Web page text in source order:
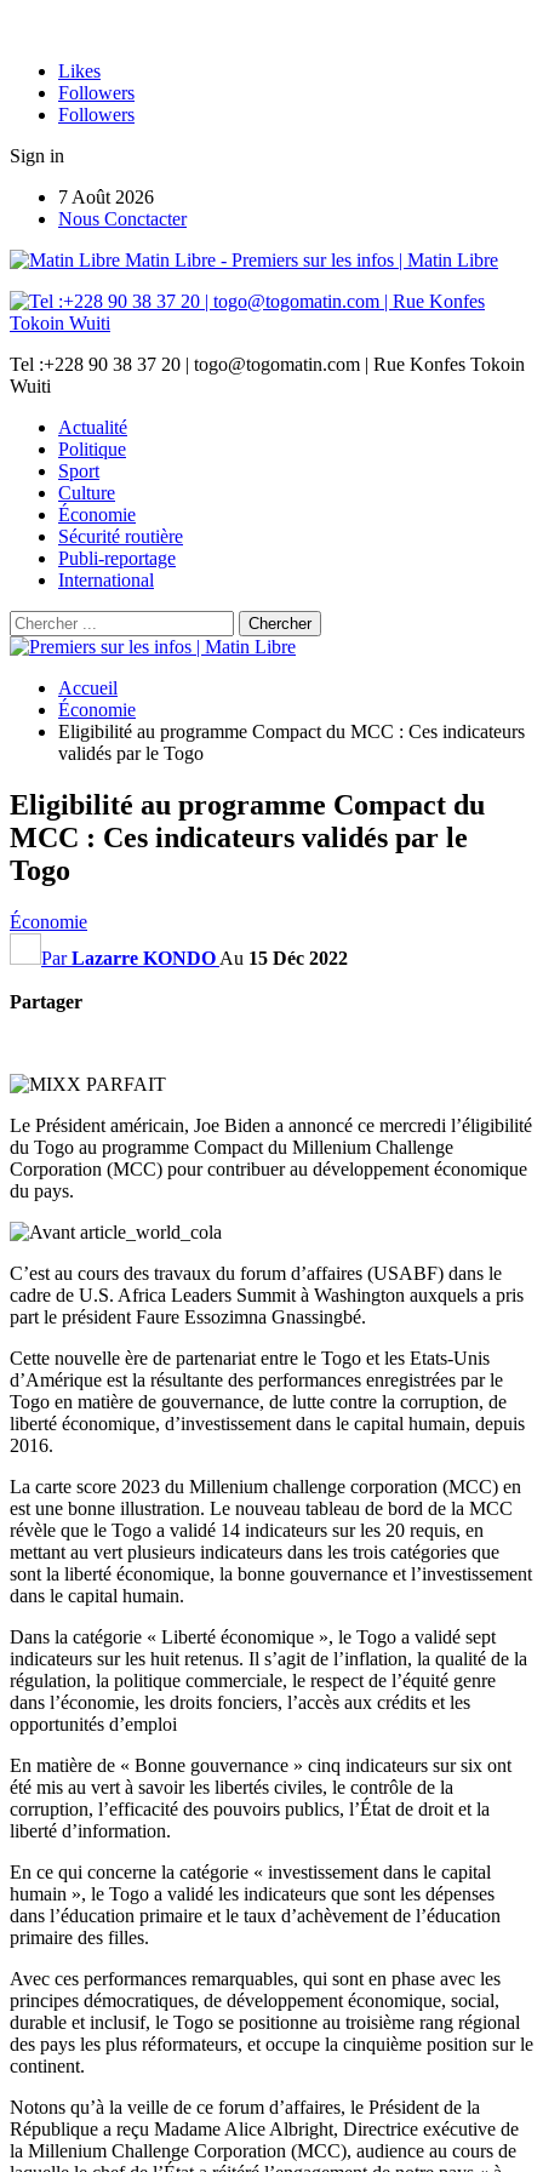
Likes
Followers
Followers
Sign in
7 Août 2026
Nous Conctacter
Matin Libre - Premiers sur les infos | Matin Libre
Tel :+228 90 38 37 20 | togo@togomatin.com | Rue Konfes Tokoin
Wuiti
Actualité
Politique
Sport
Culture
Économie
Sécurité routière
Publi-reportage
International
Accueil
Économie
Eligibilité au programme Compact du MCC : Ces indicateurs
validés par le Togo
Eligibilité au programme Compact du
MCC : Ces indicateurs validés par le
Togo
Économie
ParLazarre KONDO Au 15 Déc 2022
Partager
Le Président américain, Joe Biden a annoncé ce mercredi l’éligibilité
du Togo au programme Compact du Millenium Challenge
Corporation (MCC) pour contribuer au développement économique
du pays.
C’est au cours des travaux du forum d’affaires (USABF) dans le
cadre de U.S. Africa Leaders Summit à Washington auxquels a pris
part le président Faure Essozimna Gnassingbé.
Cette nouvelle ère de partenariat entre le Togo et les Etats-Unis
d’Amérique est la résultante des performances enregistrées par le
Togo en matière de gouvernance, de lutte contre la corruption, de
liberté économique, d’investissement dans le capital humain, depuis
2016.
La carte score 2023 du Millenium challenge corporation (MCC) en
est une bonne illustration. Le nouveau tableau de bord de la MCC
révèle que le Togo a validé 14 indicateurs sur les 20 requis, en
mettant au vert plusieurs indicateurs dans les trois catégories que
sont la liberté économique, la bonne gouvernance et l’investissement
dans le capital humain.
Dans la catégorie « Liberté économique », le Togo a validé sept
indicateurs sur les huit retenus. Il s’agit de l’inflation, la qualité de la
régulation, la politique commerciale, le respect de l’équité genre
dans l’économie, les droits fonciers, l’accès aux crédits et les
opportunités d’emploi
En matière de « Bonne gouvernance » cinq indicateurs sur six ont
été mis au vert à savoir les libertés civiles, le contrôle de la
corruption, l’efficacité des pouvoirs publics, l’État de droit et la
liberté d’information.
En ce qui concerne la catégorie « investissement dans le capital
humain », le Togo a validé les indicateurs que sont les dépenses
dans l’éducation primaire et le taux d’achèvement de l’éducation
primaire des filles.
Avec ces performances remarquables, qui sont en phase avec les
principes démocratiques, de développement économique, social,
durable et inclusif, le Togo se positionne au troisième rang régional
des pays les plus réformateurs, et occupe la cinquième position sur le
continent.
Notons qu’à la veille de ce forum d’affaires, le Président de la
République a reçu Madame Alice Albright, Directrice exécutive de
la Millenium Challenge Corporation (MCC), audience au cours de